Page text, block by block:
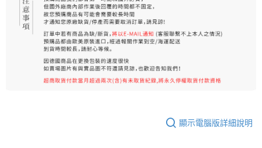
離島宅配（澎湖、金門、馬祖、小琉球）
每筆NT$250，滿NT$3,000(含以上)免運費
付款後門市自取
顯示電腦版詳細說明